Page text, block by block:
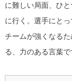
に難しい局面、ひ
に行く。選手にと
チームが強くなる
る、力のある言葉で